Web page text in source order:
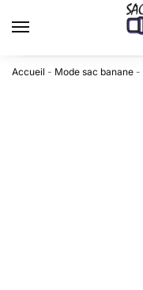
Accueil - Mode sac banane -